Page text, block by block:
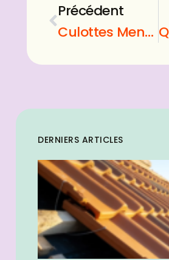
Précédent
Culottes Menstruelles : Comment bien les choisir ?
DERNIERS ARTICLES